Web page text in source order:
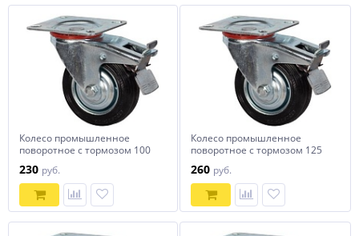
Колесо промышленное
поворотное с тормозом 100
230 руб.
Колесо промышленное
поворотное с тормозом 125
260 руб.